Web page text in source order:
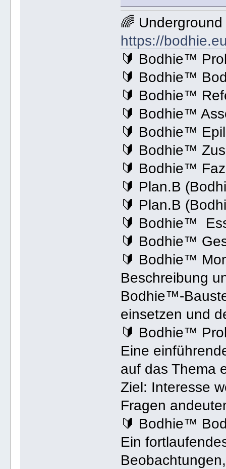
🌈
https://
🔰 Bodhie™
🔰 Bodhie™
🔰 Bodhie™
🔰 Bodhie™
🔰 Bodhie™
🔰 Bodhie™
🔰 Bodhie™
🔰 Plan.B
🔰 Plan.B
🔰 Bodhie™
🔰 Bodhie™
🔰 Bodhie™
Beschreibung
Bodhie™-
einsetzen und
🔰 Bodhie™
Eine
auf das Thema
Ziel: Interesse
Fragen
🔰 Bodhie™
Ein